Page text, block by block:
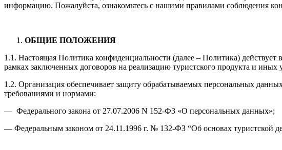
информацию. Пожалуйста, ознакомьтесь с нашими правилами соблюдения
ОБЩИЕ ПОЛОЖЕНИЯ
1.1. Настоящая Политика конфиденциальности (далее – Политика)
рамках заключенных договоров на реализацию туристского продукта и иных
1.2. Организация обеспечивает защиту обрабатываемых персональных
требованиями и нормами:
— Федерального закона от 27.07.2006 N 152-ФЗ «О персональных данных»;
— Федеральным законом от 24.11.1996 г. № 132-ФЗ “Об основах туристской